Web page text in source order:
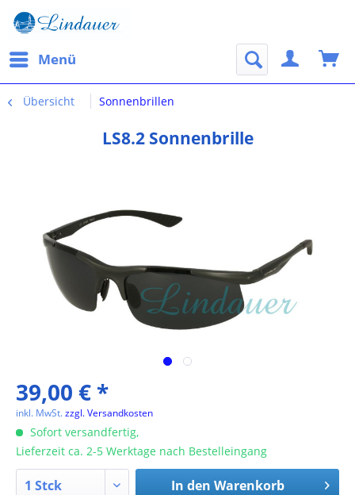
Menü
Übersicht Sonnenbrillen
LS8.2 Sonnenbrille
39,00 € *
inkl. MwSt.zzgl. Versandkosten
Sofort versandfertig,
Lieferzeit ca. 2-5 Werktage nach Bestelleingang
In den Warenkorb